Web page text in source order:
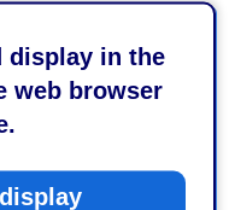
display in the
web browser
地域包括ケア推進課